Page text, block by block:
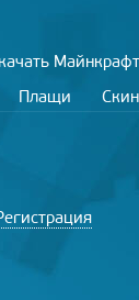
Майнкрафт
Плащи